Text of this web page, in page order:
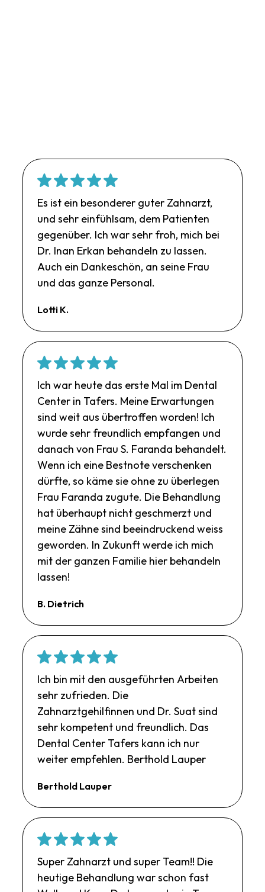
Es ist ein besonderer guter Zahnarzt,
und sehr einfühlsam, dem Patienten
gegenüber. Ich war sehr froh, mich bei
Dr. Inan Erkan behandeln zu lassen.
Auch ein Dankeschön, an seine Frau
und das ganze Personal.
Lotti K.
Ich war heute das erste Mal im Dental
Center in Tafers. Meine Erwartungen
sind weit aus übertroffen worden! Ich
wurde sehr freundlich empfangen und
danach von Frau S. Faranda behandelt.
Wenn ich eine Bestnote verschenken
dürfte, so käme sie ohne zu überlegen
Frau Faranda zugute. Die Behandlung
hat überhaupt nicht geschmerzt und
meine Zähne sind beeindruckend weiss
geworden. In Zukunft werde ich mich
mit der ganzen Familie hier behandeln
lassen!
B. Dietrich
Ich bin mit den ausgeführten Arbeiten
sehr zufrieden. Die
Zahnarztgehilfinnen und Dr. Suat sind
sehr kompetent und freundlich. Das
Dental Center Tafers kann ich nur
weiter empfehlen. Berthold Lauper
Berthold Lauper
Super Zahnarzt und super Team!! Die
heutige Behandlung war schon fast